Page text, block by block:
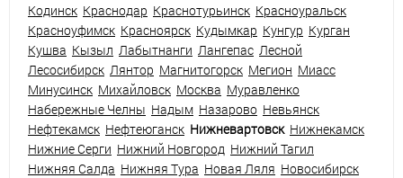
Кодинск Краснодар Краснотурьинск Красноуральск
Красноуфимск Красноярск Кудымкар Кунгур Курган
Кушва Кызыл Лабытнанги Лангепас Лесной
Лесосибирск Лянтор Магнитогорск Мегион Миасс
Минусинск Михайловск Москва Муравленко
Набережные Челны Надым Назарово Невьянск
Нефтекамск Нефтеюганск Нижневартовск Нижнекамск
Нижние Серги Нижний Новгород Нижний Тагил
Нижняя Салда Нижняя Тура Новая Ляля Новосибирск